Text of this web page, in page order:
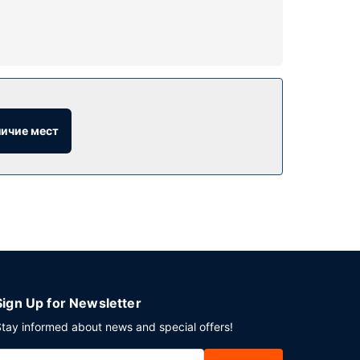
покидать свой номер, предлагается
вы можете расслабиться в баре/лаунже
мест
Up for Newsletter
informed about news and special offers!